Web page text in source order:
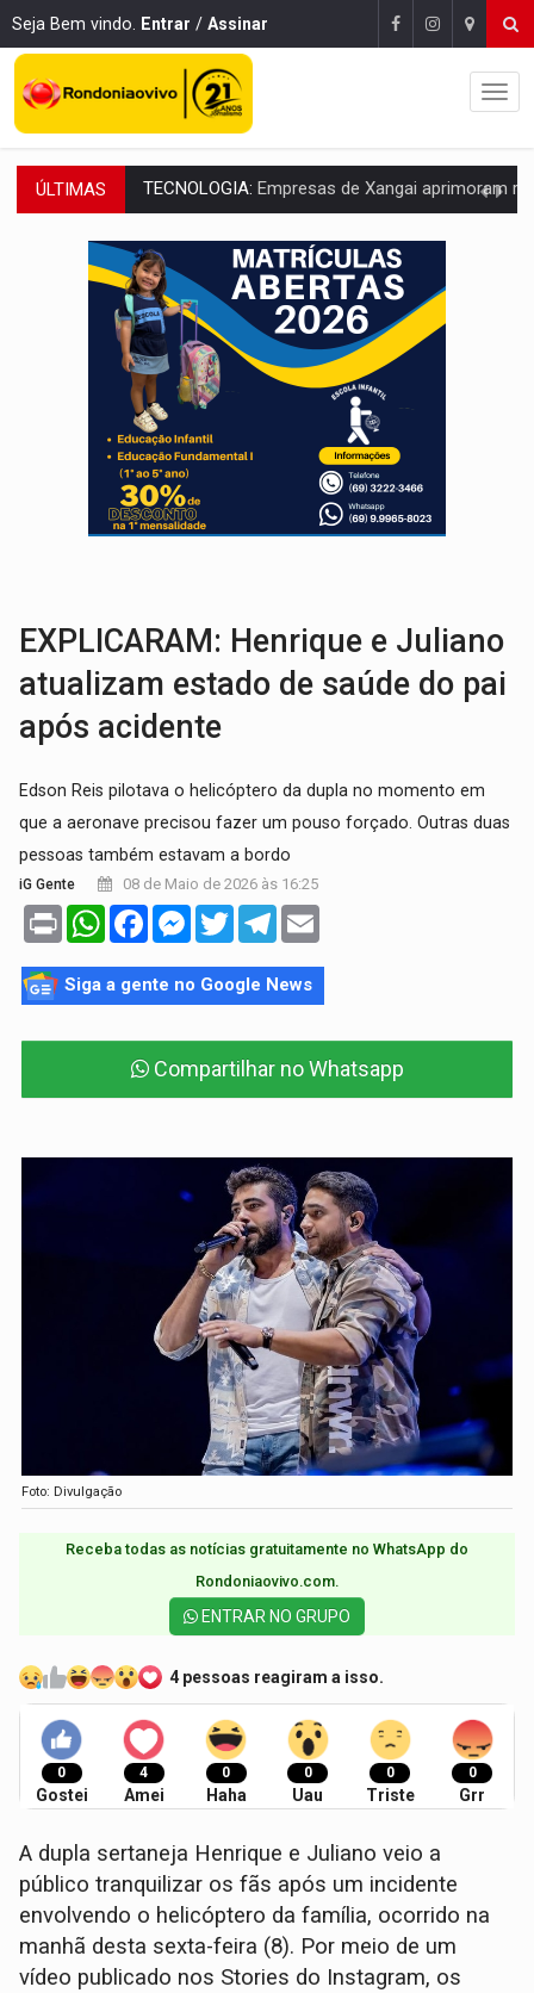
Seja Bem vindo. Entrar / Assinar
ÚLTIMAS PROTEGE A TERRA:China descobre como explodir asteroide com bomba
VÍDEO:Motociclista morre após bater na traseira de
PARECE UM NUGGET: Essa receita com frango virou o meu
EMPREENDEDORISMO:7 negócios que podem começar com pouco dinheiro e
GIGANTE DA AMÉRICA: Brasil reúne dimensão continental e posição
INDEPENDÊNCIA: 10 dicas importantes para quem quer
VARCENA: Cientistas descobrem nova espécie de rã em florestas
BARGANHA: Vai comprar celular usado? Veja como consultar o
EXPLICARAM: Henrique e Juliano
atualizam estado de saúde do pai
após acidente
Edson Reis pilotava o helicóptero da dupla no momento em
que a aeronave precisou fazer um pouso forçado. Outras duas
pessoas também estavam a bordo
iG Gente 08 de Maio de 2026 às 16:25
Print WhatsAppFacebookMessenger
TwitterTelegram
Siga a gente no Google News
Compartilhar no Whatsapp
Foto: Divulgação
Receba todas as notícias gratuitamente no WhatsApp do
Rondoniaovivo.com.​
ENTRAR NO GRUPO
4 pessoas reagiram a isso.
0
Gostei
4
Amei
0
Haha
0
Uau
0
Triste
0
Grr
A dupla sertaneja Henrique e Juliano veio a
público tranquilizar os fãs após um incidente
envolvendo o helicóptero da família, ocorrido na
manhã desta sexta-feira (8). Por meio de um
vídeo publicado nos Stories do Instagram, os